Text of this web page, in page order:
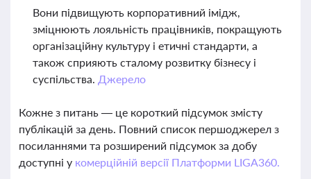
Вони підвищують корпоративний імідж,
зміцнюють лояльність працівників, покращують
організаційну культуру і етичні стандарти, а
також сприяють сталому розвитку бізнесу і
суспільства. Джерело
Кожне з питань — це короткий підсумок змісту
публікацій за день. Повний список першоджерел з
посиланнями та розширений підсумок за добу
доступні у комерційній версії Платформи LIGA360.